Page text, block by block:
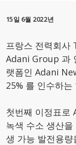
15일 6월 2022년
프랑스 전력회사
Adani Group 과
랫폼인 Adani
25% 를 인수하
첫번째 이정표로
녹색 수소 생산
생 가능 발전용량